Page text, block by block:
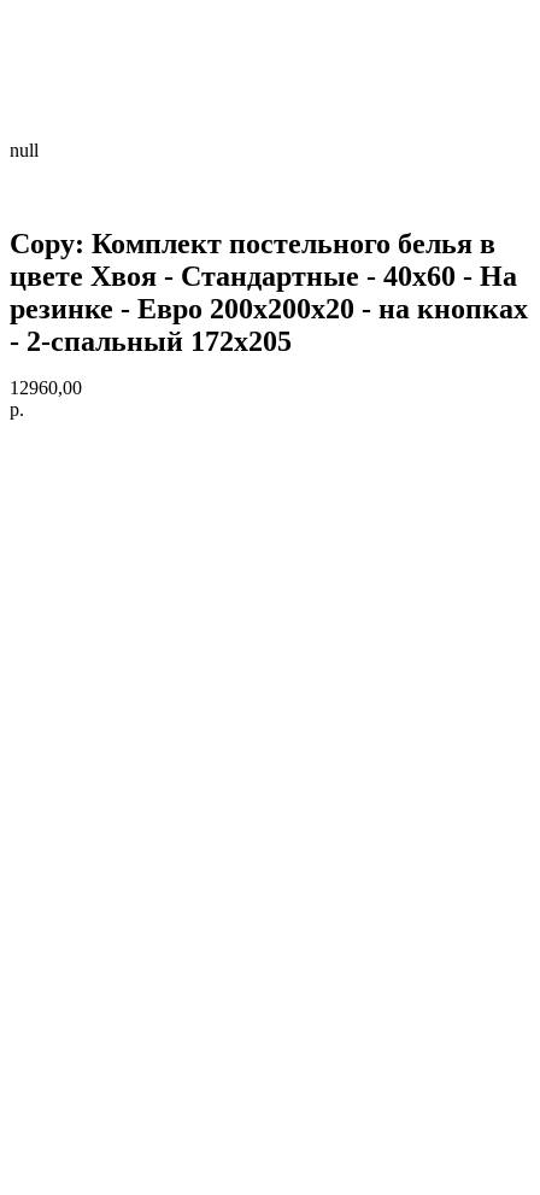
null
Copy: Комплект постельного белья в
цвете Хвоя - Стандартные - 40х60 - На
резинке - Евро 200х200х20 - на кнопках
- 2-спальный 172х205
12960,00
р.